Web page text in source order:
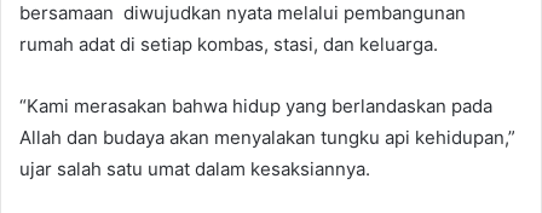
bersamaan diwujudkan nyata melalui pembangunan
rumah adat di setiap kombas, stasi, dan keluarga.
“Kami merasakan bahwa hidup yang berlandaskan pada
Allah dan budaya akan menyalakan tungku api kehidupan,”
ujar salah satu umat dalam kesaksiannya.